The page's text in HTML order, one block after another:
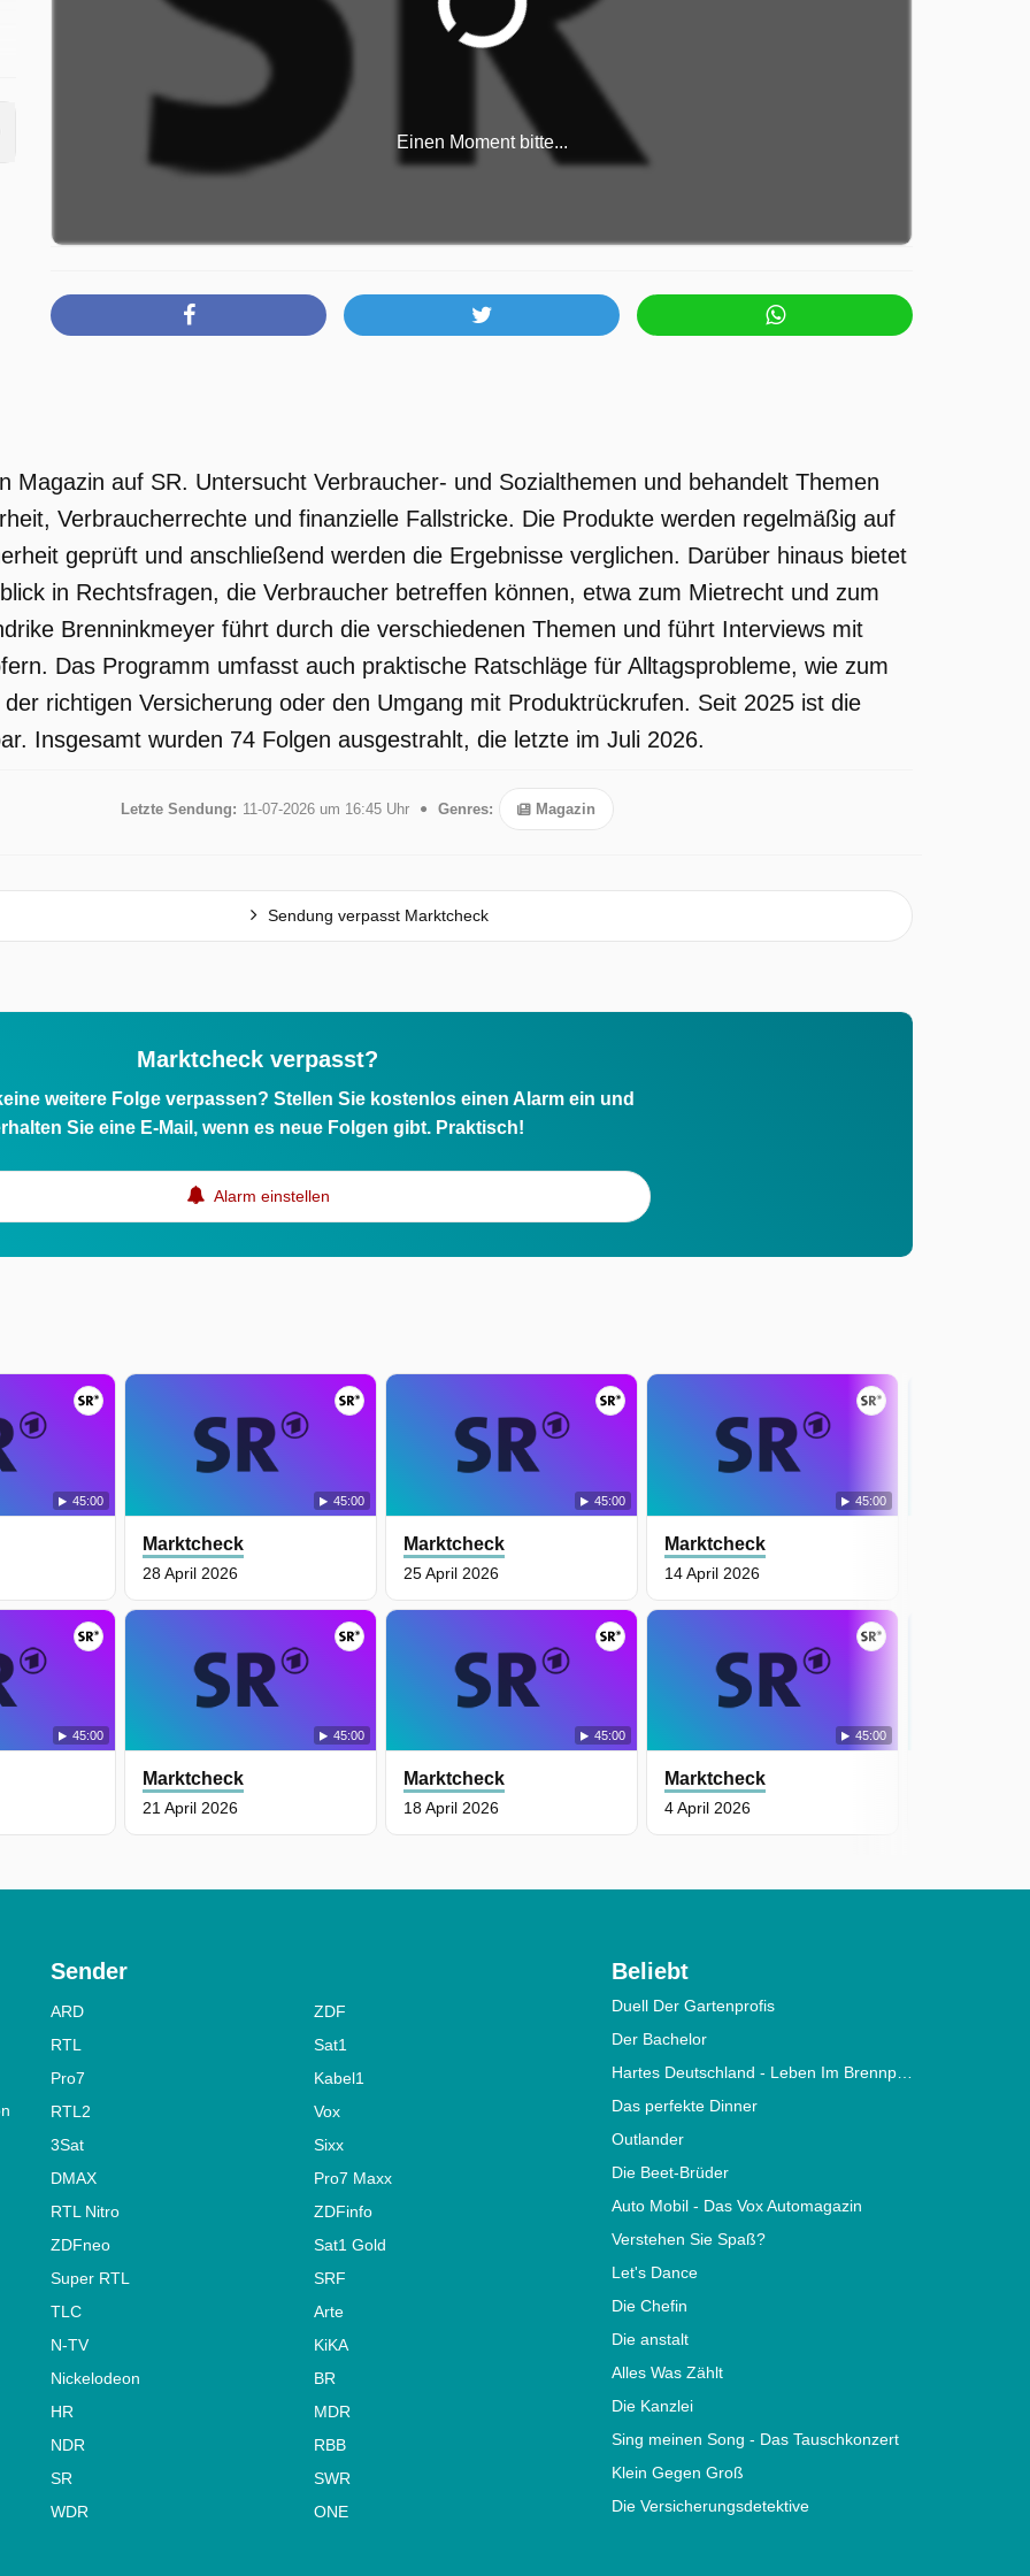
Einen Moment bitte...
Magazin auf SR. Untersucht Verbraucher- und Sozialthemen und behandelt Themen
Verbraucherrechte und finanzielle Fallstricke. Die Produkte werden regelmäßig auf
geprüft und anschließend werden die Ergebnisse verglichen. Darüber hinaus bietet
in Rechtsfragen, die Verbraucher betreffen können, etwa zum Mietrecht und zum
Brenninkmeyer führt durch die verschiedenen Themen und führt Interviews mit
Das Programm umfasst auch praktische Ratschläge für Alltagsprobleme, wie zum
der richtigen Versicherung oder den Umgang mit Produktrückrufen. Seit 2025 ist die
Insgesamt wurden 74 Folgen ausgestrahlt, die letzte im Juli 2026.
Letzte Sendung: 11-07-2026 um 16:45 Uhr Genres: Magazin
Sendung verpasst Marktcheck
Marktcheck verpasst?
weitere Folge verpassen? Stellen Sie kostenlos einen Alarm ein und
Sie eine E-Mail, wenn es neue Folgen gibt. Praktisch!
Alarm einstellen
45:00
45:00
45:00
Marktcheck
28 April 2026
45:00
Marktcheck
25 April 2026
45:00
Marktcheck
21 April 2026
45:00
Marktcheck
18 April 2026
45:00
Marktcheck
14 April 2026
45:00
Marktcheck
4 April 2026
Sender
ARD
ZDF
RTL
Sat1
Pro7
Kabel1
RTL2
Vox
3Sat
Sixx
DMAX
Pro7 Maxx
RTL Nitro
ZDFinfo
ZDFneo
Sat1 Gold
Super RTL
SRF
TLC
Arte
N-TV
KiKA
Nickelodeon
BR
HR
MDR
NDR
RBB
SR
SWR
WDR
ONE
Beliebt
Duell Der Gartenprofis
Der Bachelor
Hartes Deutschland - Leben Im Brennpunkt
Das perfekte Dinner
Outlander
Die Beet-Brüder
Auto Mobil - Das Vox Automagazin
Verstehen Sie Spaß?
Let's Dance
Die Chefin
Die anstalt
Alles Was Zählt
Die Kanzlei
Sing meinen Song - Das Tauschkonzert
Klein Gegen Groß
Die Versicherungsdetektive